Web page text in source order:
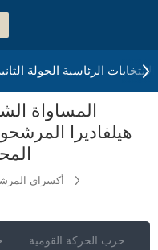
2023 الانتخابات الرئاسية الجولة
المساواة
هيلفاديرا
أكسراي
حزب الحركة القومية